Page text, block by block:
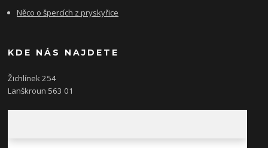
Něco o špercích z pryskyřice
KDE NÁS NAJDETE
Žichlínek 254
Lanškroun 563 01